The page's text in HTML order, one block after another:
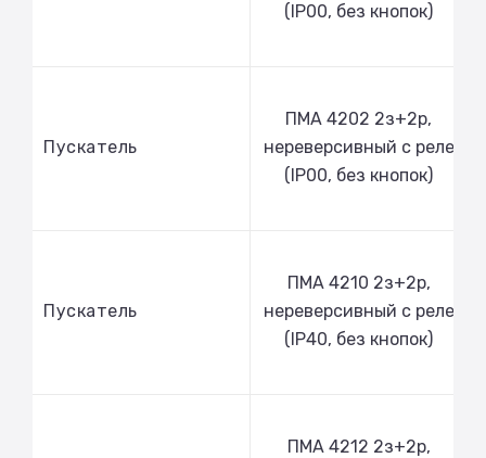
(IP00, без кнопок)
Пускатель
ПМА 4202 2з+2р,
нереверсивный с реле
(IP00, без кнопок)
Пускатель
ПМА 4210 2з+2р,
нереверсивный с реле
(IP40, без кнопок)
ПМА 4212 2з+2р,